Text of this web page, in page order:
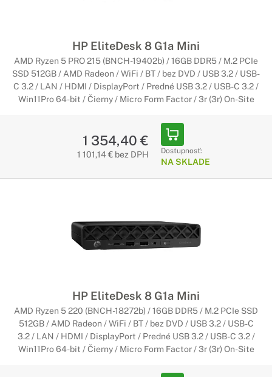
HP EliteDesk 8 G1a Mini
AMD Ryzen 5 PRO 215 (BNCH-19402b) / 16GB DDR5 / M.2 PCIe
SSD 512GB / AMD Radeon / WiFi / BT / bez DVD / USB 3.2 / USB-
C 3.2 / LAN / HDMI / DisplayPort / Predné USB 3.2 / USB-C 3.2 /
Win11Pro 64-bit / Čierny / Micro Form Factor / 3r (3r) On-Site
1 354,40 €
1 101,14 € bez DPH Dostupnosť:
NA SKLADE
HP EliteDesk 8 G1a Mini
AMD Ryzen 5 220 (BNCH-18272b) / 16GB DDR5 / M.2 PCIe SSD
512GB / AMD Radeon / WiFi / BT / bez DVD / USB 3.2 / USB-C
3.2 / LAN / HDMI / DisplayPort / Predné USB 3.2 / USB-C 3.2 /
Win11Pro 64-bit / Čierny / Micro Form Factor / 3r (3r) On-Site